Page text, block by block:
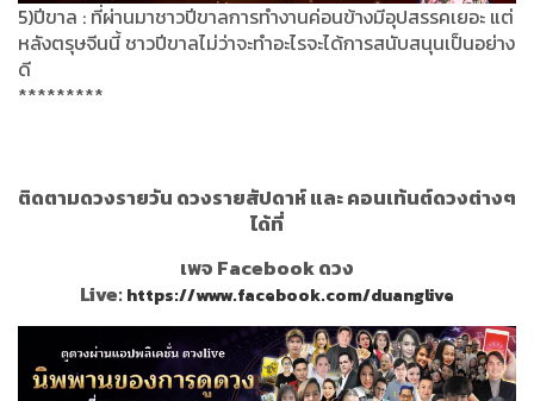
5)ปีขาล : ที่ผ่านมาชาวปีขาลการทำงานค่อนข้างมีอุปสรรคเยอะ แต่
หลังตรุษจีนนี้ ชาวปีขาลไม่ว่าจะทำอะไรจะได้การสนับสนุนเป็นอย่าง
ดี
*********
ติดตามดวงรายวัน ดวงรายสัปดาห์ และ คอนเท้นต์ดวงต่างๆ
ได้ที่
เพจ Facebook ดวง
Live:https://www.facebook.com/duanglive